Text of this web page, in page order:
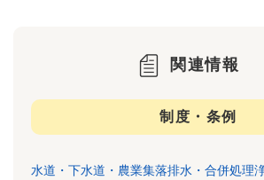
関連情報
制度・条例
水道・下水道・農業集落排水・合併処理